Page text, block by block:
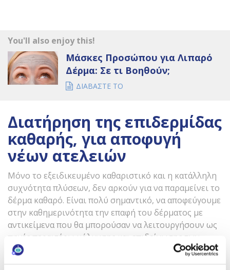
You'll also enjoy this!
Μάσκες Προσώπου για Λιπαρό
Δέρμα: Σε τι Βοηθούν;
ΔΙΑΒΑΣΤΕ ΤΟ
Διατήρηση της επιδερμίδας
καθαρής, για αποφυγή
νέων ατελειών
Μόνο το εξειδικευμένο καθαριστικό και η κατάλληλη
συχνότητα πλύσεων, δεν αρκούν για να παραμείνει το
δέρμα καθαρό. Είναι πολύ σημαντικό, να αποφεύγουμε
στην καθημερινότητα την επαφή του δέρματος με
αντικείμενα που θα μπορούσαν να λειτουργήσουν ως
πηγές περαιτέρω μόλυνσης και επιδείνωσης των
σημαδιών ακμής. Μία οθόνη κινητού που ακουμπά
στο μάγουλο, μία μαξιλαροθήκη που ξεχάσαμε να